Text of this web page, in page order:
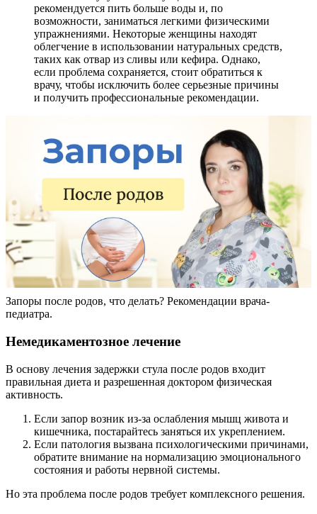
рекомендуется пить больше воды и, по
возможности, заниматься легкими физическими
упражнениями. Некоторые женщины находят
облегчение в использовании натуральных средств,
таких как отвар из сливы или кефира. Однако,
если проблема сохраняется, стоит обратиться к
врачу, чтобы исключить более серьезные причины
и получить профессиональные рекомендации.
Запоры после родов, что делать? Рекомендации врача-
педиатра.
Немедикаментозное лечение
В основу лечения задержки стула после родов входит
правильная диета и разрешенная доктором физическая
активность.
Если запор возник из-за ослабления мышц живота и
кишечника, постарайтесь заняться их укреплением.
Если патология вызвана психологическими причинами,
обратите внимание на нормализацию эмоционального
состояния и работы нервной системы.
Но эта проблема после родов требует комплексного решения.